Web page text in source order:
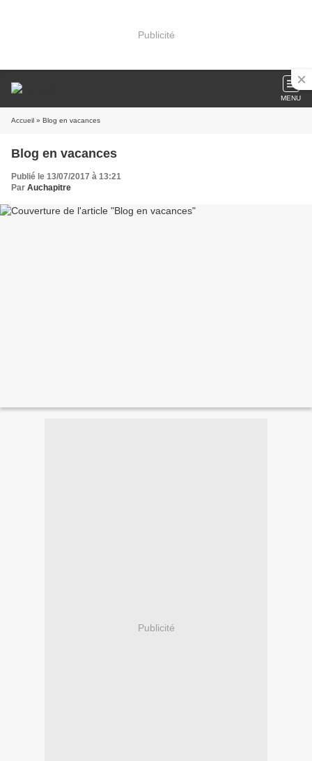
Publicité
MENU
Accueil » Blog en vacances
Blog en vacances
Publié le 13/07/2017 à 13:21
Par Auchapitre
Publicité